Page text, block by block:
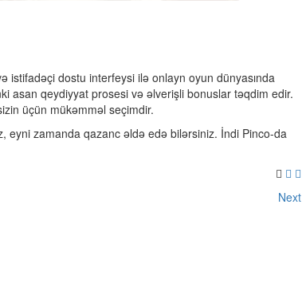
istifadəçi dostu interfeysi ilə onlayn oyun dünyasında
asan qeydiyyat prosesi və əlverişli bonuslar təqdim edir.
üçün mükəmməl seçimdir.
eyni zamanda qazanc əldə edə bilərsiniz. İndi Pinco-da
Next